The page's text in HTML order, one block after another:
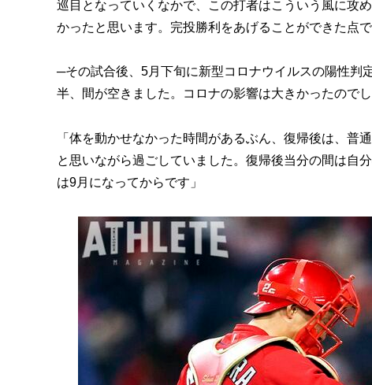
巡目となっていくなかで、この打者はこういう風に攻
かったと思います。完投勝利をあげることができた点
─その試合後、5月下旬に新型コロナウイルスの陽性判
半、間が空きました。コロナの影響は大きかったので
「体を動かせなかった時間があるぶん、復帰後は、普
と思いながら過ごしていました。復帰後当分の間は自
は9月になってからです」